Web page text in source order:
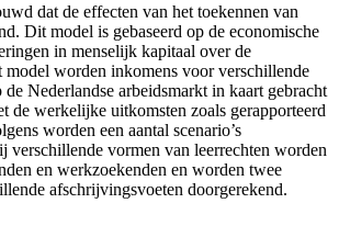
dat de effecten van het toekennen van
Dit model is gebaseerd op de economische
in menselijk kapitaal over de
model worden inkomens voor verschillende
Nederlandse arbeidsmarkt in kaart gebracht
de werkelijke uitkomsten zoals gerapporteerd
worden een aantal scenario’s
verschillende vormen van leerrechten worden
en werkzoekenden en worden twee
afschrijvingsvoeten doorgerekend.